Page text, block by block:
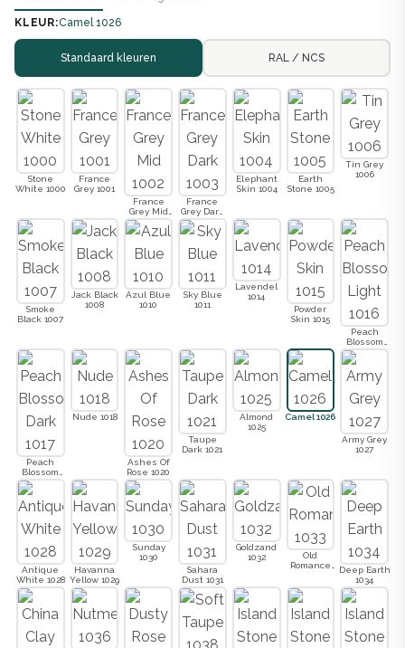
KLEUR:Camel 1026
Standaard kleuren RAL / NCS
Stone
White 1000
France
Grey 1001
France
Grey Mid
1002
France
Grey Dark
1003
Elephant
Skin 1004
Earth
Stone 1005
Tin Grey
1006
Smoke
Black 1007
Jack Black
1008
Azul Blue
1010
Sky Blue
1011
Lavendel
1014
Powder
Skin 1015
Peach
Blossom
Light 1016
Peach
Blossom
Dark 1017
Nude 1018
Ashes Of
Rose 1020
Taupe
Dark 1021
Almond
1025
Camel 1026
Army Grey
1027
Antique
White 1028
Havanna
Yellow 1029
Sunday
1030
Sahara
Dust 1031
Goldzand
1032
Old
Romance
Deep Earth
1034